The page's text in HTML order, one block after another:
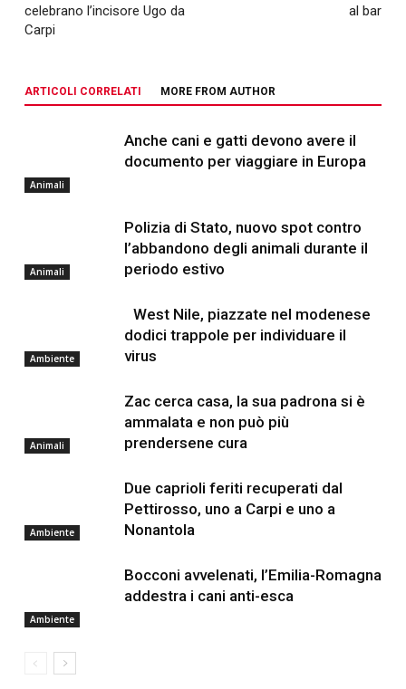
celebrano l’incisore Ugo da
Carpi
al bar
ARTICOLI CORRELATI MORE FROM AUTHOR
Animali
Anche cani e gatti devono avere il
documento per viaggiare in Europa
Animali
Polizia di Stato, nuovo spot contro
l’abbandono degli animali durante il
periodo estivo
Ambiente
West Nile, piazzate nel modenese
dodici trappole per individuare il
virus
Animali
Zac cerca casa, la sua padrona si è
ammalata e non può più
prendersene cura
Ambiente
Due caprioli feriti recuperati dal
Pettirosso, uno a Carpi e uno a
Nonantola
Ambiente
Bocconi avvelenati, l’Emilia-Romagna
addestra i cani anti-esca